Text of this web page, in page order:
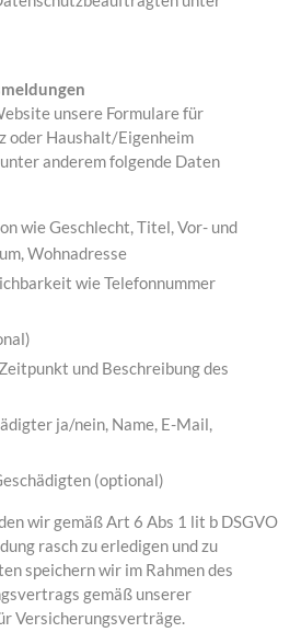
unsere Formulare für
oder Haushalt/Eigenheim
anderem folgende Daten
wie Geschlecht, Titel, Vor- und
Wohnadresse
wie Telefonnummer
und Beschreibung des
ja/nein, Name, E-Mail,
(optional)
wir gemäß Art 6 Abs 1 lit b DSGVO
rasch zu erledigen und zu
speichern wir im Rahmen des
gemäß unserer
Versicherungsverträge.